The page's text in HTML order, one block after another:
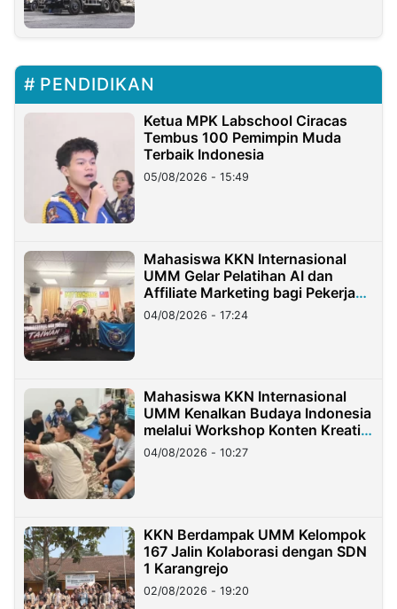
PENDIDIKAN
Ketua MPK Labschool Ciracas
Tembus 100 Pemimpin Muda
Terbaik Indonesia
05/08/2026 - 15:49
Mahasiswa KKN Internasional
UMM Gelar Pelatihan AI dan
Affiliate Marketing bagi Pekerja
Migran Indonesia di Taiwan
04/08/2026 - 17:24
Mahasiswa KKN Internasional
UMM Kenalkan Budaya Indonesia
melalui Workshop Konten Kreatif
di Taiwan
04/08/2026 - 10:27
KKN Berdampak UMM Kelompok
167 Jalin Kolaborasi dengan SDN
1 Karangrejo
02/08/2026 - 19:20